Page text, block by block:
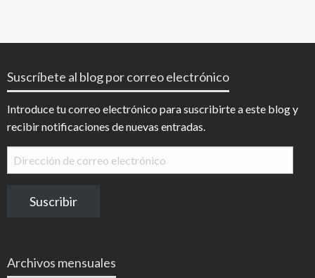
Suscríbete al blog por correo electrónico
Introduce tu correo electrónico para suscribirte a este blog y
recibir notificaciones de nuevas entradas.
Dirección
de
electrónico
Suscribir
Archivos mensuales